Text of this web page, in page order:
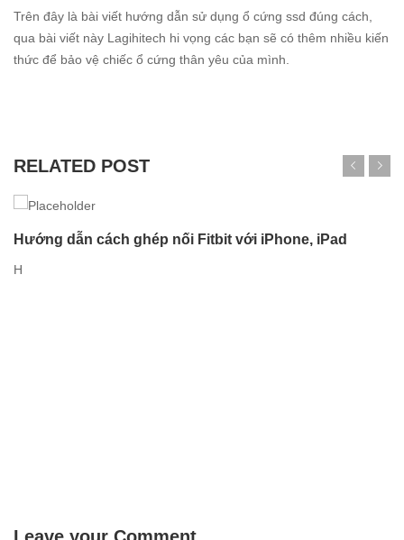
Trên đây là bài viết hướng dẫn sử dụng ổ cứng ssd đúng cách,
qua bài viết này Lagihitech hi vọng các bạn sẽ có thêm nhiều kiến
thức để bảo vệ chiếc ổ cứng thân yêu của mình.
RELATED POST
Hướng dẫn cách ghép nối Fitbit với iPhone, iPad
H